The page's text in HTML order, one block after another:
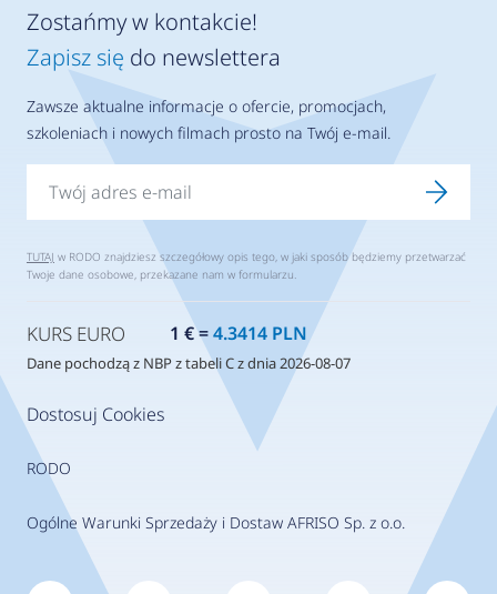
Dostosuj Cookies
RODO
Ogólne Warunki Sprzedaży i Dostaw AFRISO Sp. z o.o.
Zostańmy w kontakcie!
Zapisz się do newslettera
Zawsze aktualne informacje o ofercie, promocjach,
szkoleniach i nowych filmach prosto na Twój e-mail.
TUTAJ w RODO znajdziesz szczegółowy opis tego, w jaki sposób będziemy przetwarzać
Twoje dane osobowe, przekazane nam w formularzu.
KURS EURO 1 € =4.3414 PLN
Dane pochodzą z NBP z tabeli C z dnia 2026-08-07